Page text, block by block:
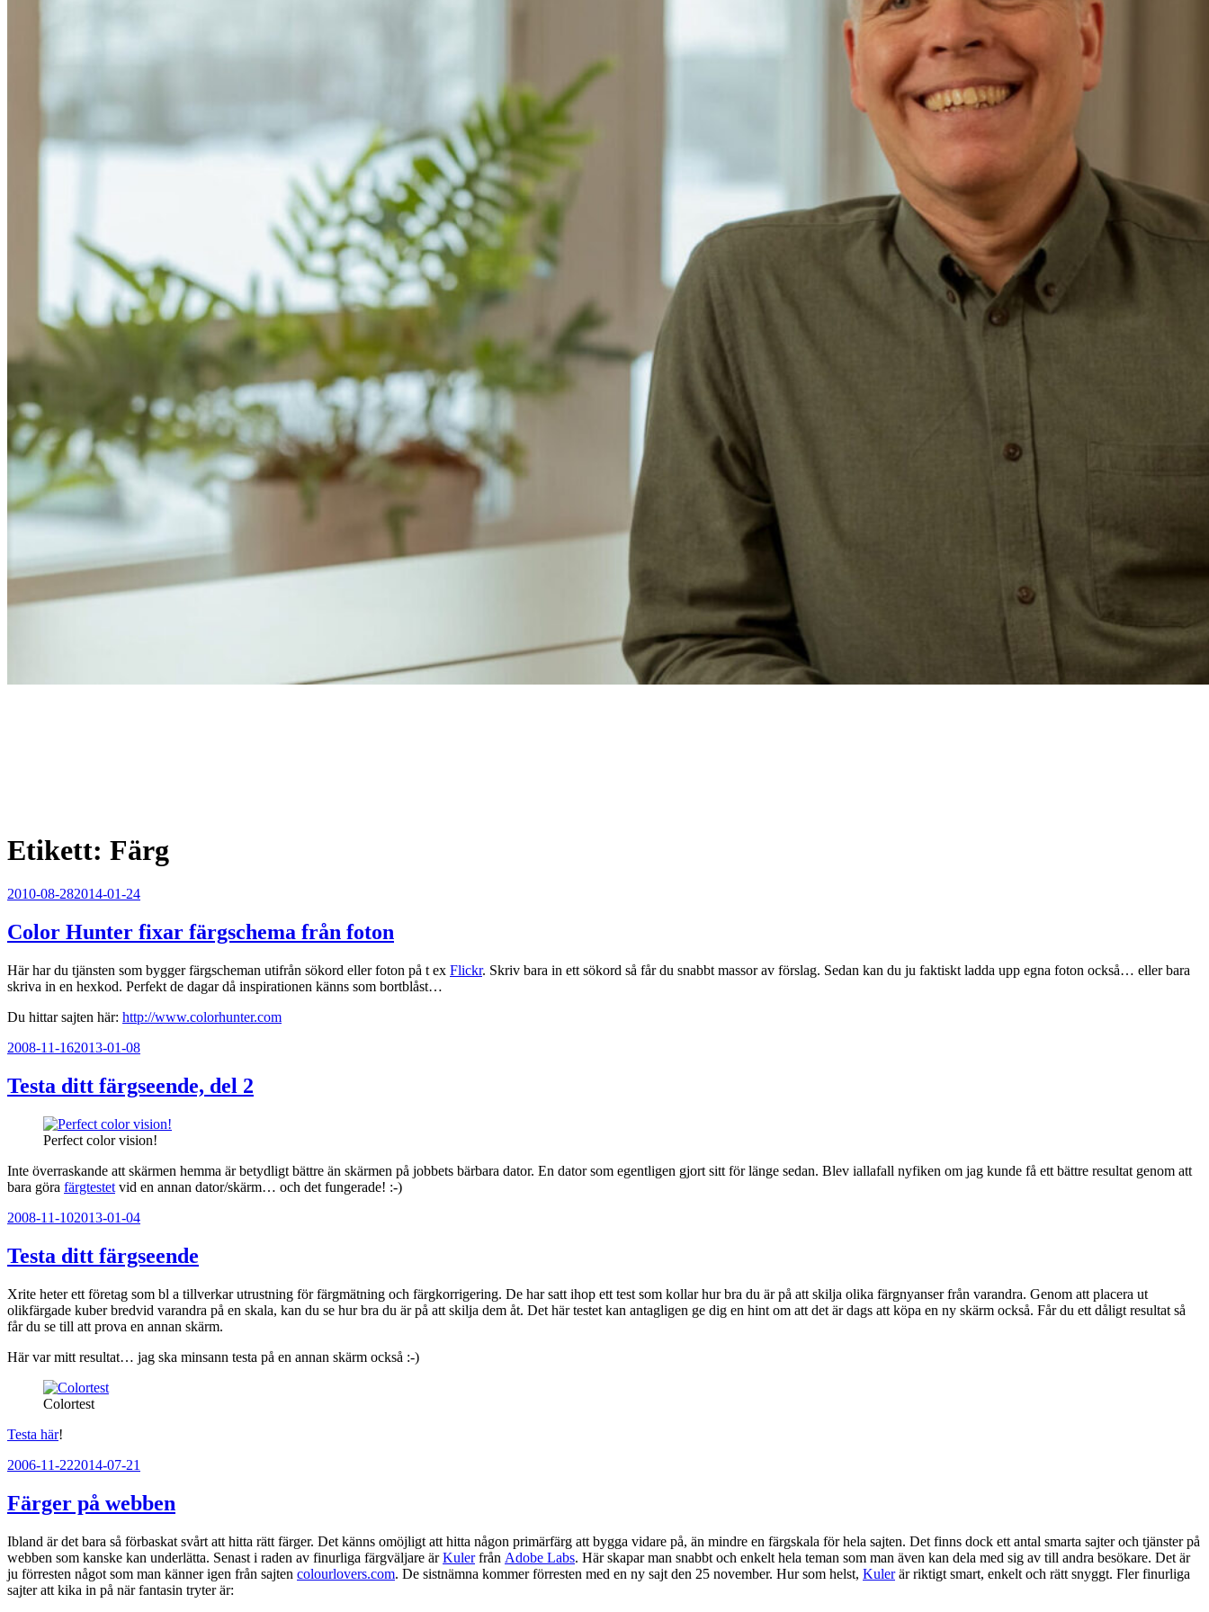
Etikett: Färg
Publicerat
2010-08-282014-01-24
Color Hunter fixar färgschema från foton
Här har du tjänsten som bygger färgscheman utifrån sökord eller foton på t ex Flickr. Skriv bara in ett sökord så får du snabbt massor av förslag. Sedan kan du ju faktiskt ladda upp egna foton också… eller bara
skriva in en hexkod. Perfekt de dagar då inspirationen känns som bortblåst…
Du hittar sajten här: http://www.colorhunter.com
Publicerat
2008-11-162013-01-08
Testa ditt färgseende, del 2
Perfect color vision!
Inte överraskande att skärmen hemma är betydligt bättre än skärmen på jobbets bärbara dator. En dator som egentligen gjort sitt för länge sedan. Blev iallafall nyfiken om jag kunde få ett bättre resultat genom att
bara göra färgtestet vid en annan dator/skärm… och det fungerade! :-)
Publicerat
2008-11-102013-01-04
Testa ditt färgseende
Xrite heter ett företag som bl a tillverkar utrustning för färgmätning och färgkorrigering. De har satt ihop ett test som kollar hur bra du är på att skilja olika färgnyanser från varandra. Genom att placera ut
olikfärgade kuber bredvid varandra på en skala, kan du se hur bra du är på att skilja dem åt. Det här testet kan antagligen ge dig en hint om att det är dags att köpa en ny skärm också. Får du ett dåligt resultat så
får du se till att prova en annan skärm.
Här var mitt resultat… jag ska minsann testa på en annan skärm också :-)
Colortest
Testa här!
Publicerat
2006-11-222014-07-21
Färger på webben
Ibland är det bara så förbaskat svårt att hitta rätt färger. Det känns omöjligt att hitta någon primärfärg att bygga vidare på, än mindre en färgskala för hela sajten. Det finns dock ett antal smarta sajter och tjänster på
webben som kanske kan underlätta. Senast i raden av finurliga färgväljare ärKulerfrån Adobe Labs. Här skapar man snabbt och enkelt hela teman som man även kan dela med sig av till andra besökare. Det är
ju förresten något som man känner igen från sajten colourlovers.com. De sistnämna kommer förresten med en ny sajt den 25 november. Hur som helst, Kulerär riktigt smart, enkelt och rätt snyggt. Fler finurliga
sajter att kika in på när fantasin tryter är: